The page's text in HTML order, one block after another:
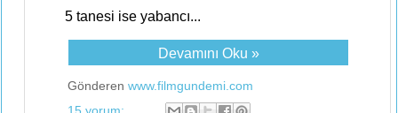
5 tanesi ise yabancı...
Devamını Oku »
Gönderen www.filmgundemi.com